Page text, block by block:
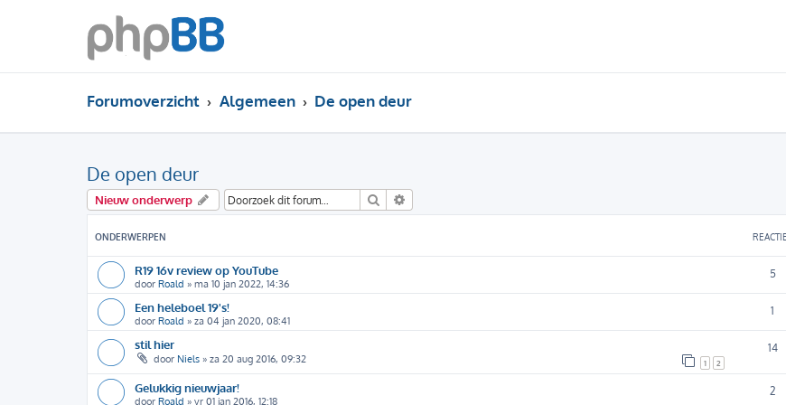
Forumoverzicht Algemeen De open deur
De open deur
Nieuw onderwerp Zoek
ONDERWERPEN
R19 16v review op YouTube
door Roald » ma 10 jan 2022, 14:36
5
Een heleboel 19's!
door Roald » za 04 jan 2020, 08:41
1
stil hier
door Niels » za 20 aug 2016, 09:32 1 2
14
Gelukkig nieuwjaar!
door Roald » vr 01 jan 2016, 12:18
2